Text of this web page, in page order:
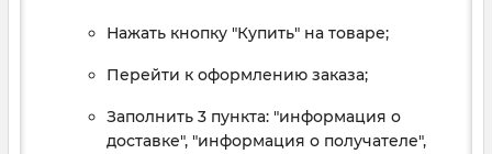
Нажать кнопку "Купить" на товаре;
Перейти к оформлению заказа;
Заполнить 3 пункта: "информация о
доставке", "информация о получателе",